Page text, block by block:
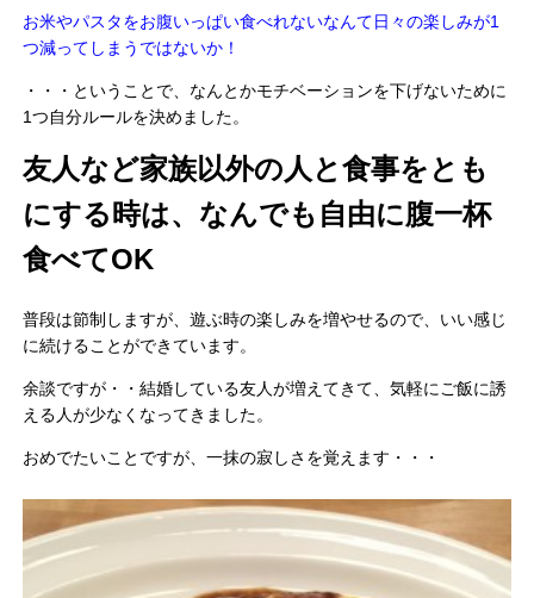
お米やパスタをお腹いっぱい食べれないなんて日々の楽しみが1
つ減ってしまうではないか！
・・・ということで、なんとかモチベーションを下げないために
1つ自分ルールを決めました。
友人など家族以外の人と食事をとも
にする時は、なんでも自由に腹一杯
食べてOK
普段は節制しますが、遊ぶ時の楽しみを増やせるので、いい感じ
に続けることができています。
余談ですが・・結婚している友人が増えてきて、気軽にご飯に誘
える人が少なくなってきました。
おめでたいことですが、一抹の寂しさを覚えます・・・